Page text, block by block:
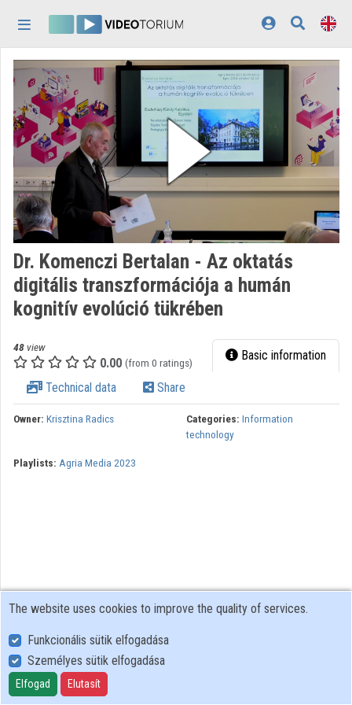
Home
Log In
Discovery
Categories
Playlists
Organizations
Contributors
Appearance:light
Dr. Komenczi Bertalan - Az oktatás
digitális transzformációja a humán
kognitív evolúció tükrében
48 view
0.00 (from 0 ratings) Basic information
Technical data Share
Owner: Krisztina Radics Categories: Information
technology
Playlists: Agria Media 2023
User Policy
Adatkezelési tájékoztató (en)
Cookie Policy
The website uses cookies to improve the quality of services.
Funkcionális sütik elfogadása
Személyes sütik elfogadása
Elfogad Elutasít